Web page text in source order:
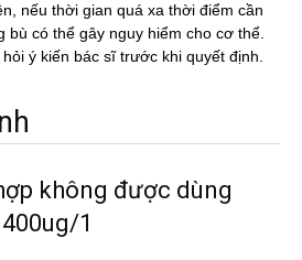
nếu thời gian quá xa thời điểm cần
bù có thể gây nguy hiểm cho cơ thể.
ý kiến bác sĩ trước khi quyết định.
không được dùng
1